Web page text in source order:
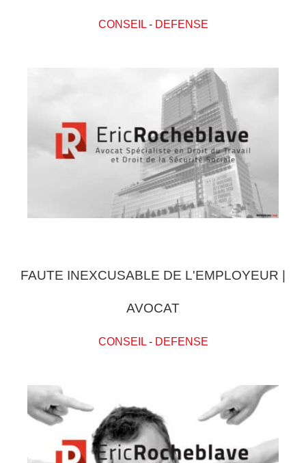
CONSEIL- DEFENSE
FAUTE INEXCUSABLE DE L'EMPLOYEUR |
AVOCAT
CONSEIL- DEFENSE